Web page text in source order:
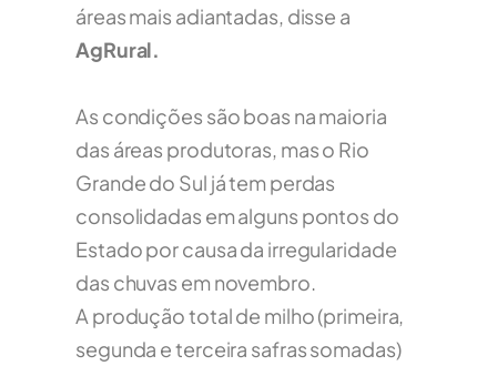
áreas mais adiantadas, disse a
AgRural.
As condições são boas na maioria
das áreas produtoras, mas o Rio
Grande do Sul já tem perdas
consolidadas em alguns pontos do
Estado por causa da irregularidade
das chuvas em novembro.
A produção total de milho (primeira,
segunda e terceira safras somadas)